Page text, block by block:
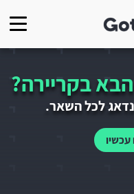
בקריירה?
נדאג לכל השאר.
עכשיו